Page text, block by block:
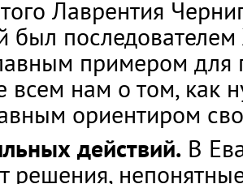
Лаврентия
был последователем
примером для
всем нам о том, как
ориентиром
действий. В
решения,